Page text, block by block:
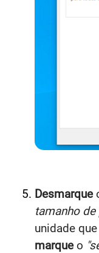
Desmarque
tamanho de
unidade
marqueo